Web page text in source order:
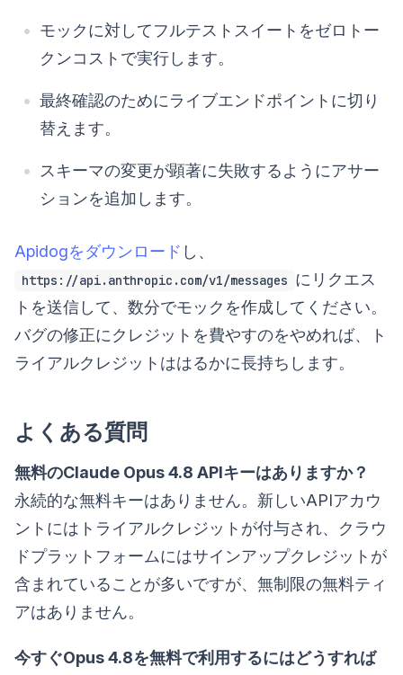
モックに対してフルテストスイートをゼロトー
クンコストで実行します。
最終確認のためにライブエンドポイントに切り
替えます。
スキーマの変更が顕著に失敗するようにアサー
ションを追加します。
Apidogをダウンロード し、
https://api.anthropic.com/v1/messages にリクエス
トを送信して、数分でモックを作成してください。
バグの修正にクレジットを費やすのをやめれば、ト
ライアルクレジットははるかに長持ちします。
よくある質問
無料のClaude Opus 4.8 APIキーはありますか？
永続的な無料キーはありません。新しいAPIアカウ
ントにはトライアルクレジットが付与され、クラウ
ドプラットフォームにはサインアップクレジットが
含まれていることが多いですが、無制限の無料ティ
アはありません。
今すぐOpus 4.8を無料で利用するにはどうすれば